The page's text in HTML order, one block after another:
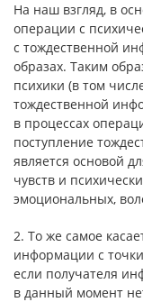
На наш взгляд, в
операции с
с тождественной
образах. Таким
психики (в том
тождественной
в процессах
поступление
является основой
чувств и
эмоциональных,
2. То же самое
информации с
если получателя
в данный момент